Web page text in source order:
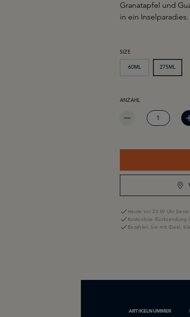
Granatapfel und
in ein Inselparadies.
SIZEAUSWÄHLEN
60ML 275ML
PRODUKT ANZAHL: GIB
ANZAHL
Heute vor 23:59 Uhr
Kostenlose Rücksendung
Bezahlen Sie mit iDeal,
ARTIKELNUMMER